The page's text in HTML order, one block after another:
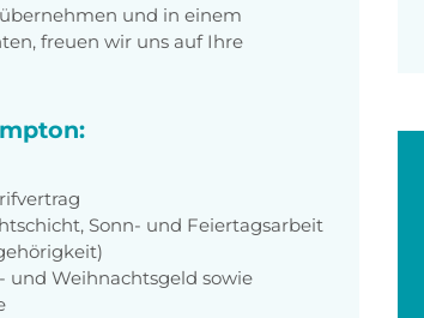
und in einem
freuen wir uns auf Ihre
Sonn- und Feiertagsarbeit
und Weihnachtsgeld sowie